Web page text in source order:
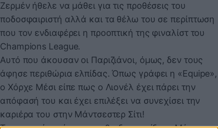
Ζερμέν ήθελε να μάθει για τις προθέσεις του
ποδοσφαιριστή αλλά και τα θέλω του σε περίπτωση
που τον ενδιαφέρει η προοπτική της φιναλίστ του
Champions League.
Αυτό που άκουσαν οι Παριζιάνοι, όμως, δεν τους
άφησε περιθώρια ελπίδας. Όπως γράφει η «Equipe»,
ο Χόρχε Μέσι είπε πως ο Λιονέλ έχει πάρει την
απόφασή του και έχει επιλέξει να συνεχίσει την
καριέρα του στην Μάντσεστερ Σίτι!